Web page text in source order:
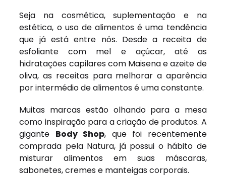
Seja na cosmética, suplementação e na
estética, o uso de alimentos é uma tendência
que já está entre nós. Desde a receita de
esfoliante com mel e açúcar, até as
hidratações capilares com Maisena e azeite de
oliva, as receitas para melhorar a aparência
por intermédio de alimentos é uma constante.
Muitas marcas estão olhando para a mesa
como inspiração para a criação de produtos. A
gigante Body Shop, que foi recentemente
comprada pela Natura, já possui o hábito de
misturar alimentos em suas máscaras,
sabonetes, cremes e manteigas corporais.